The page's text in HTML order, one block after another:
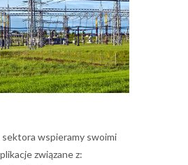
wspieramy swoimi
związane z: